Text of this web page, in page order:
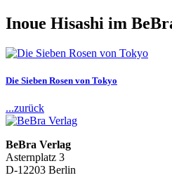
Inoue Hisashi im
Die Sieben Rosen von Tokyo
...zurück
BeBra Verlag
Asternplatz 3
D-12203 Berlin